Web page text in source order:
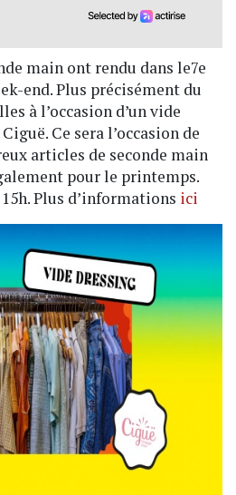
main ont rendu dans le7e
end. Plus précisément du
à l’occasion d’un vide
Ce sera l’occasion de
articles de seconde main
pour le printemps.
Plus d’informations ici